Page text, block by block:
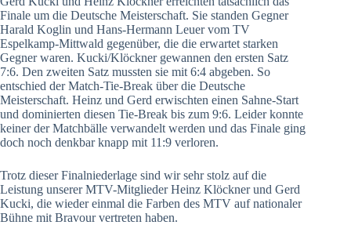
Finale um die Deutsche Meisterschaft. Sie standen Gegner
Harald Koglin und Hans-Hermann Leuer vom TV
Espelkamp-Mittwald gegenüber, die die erwartet starken
Gegner waren. Kucki/Klöckner gewannen den ersten Satz
7:6. Den zweiten Satz mussten sie mit 6:4 abgeben. So
entschied der Match-Tie-Break über die Deutsche
Meisterschaft. Heinz und Gerd erwischten einen Sahne-Start
und dominierten diesen Tie-Break bis zum 9:6. Leider konnte
keiner der Matchbälle verwandelt werden und das Finale ging
doch noch denkbar knapp mit 11:9 verloren.
Trotz dieser Finalniederlage sind wir sehr stolz auf die
Leistung unserer MTV-Mitglieder Heinz Klöckner und Gerd
Kucki, die wieder einmal die Farben des MTV auf nationaler
Bühne mit Bravour vertreten haben.